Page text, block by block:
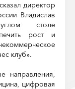
директор
Владислав
столе
рост и
клуб».
направления,
цифровая